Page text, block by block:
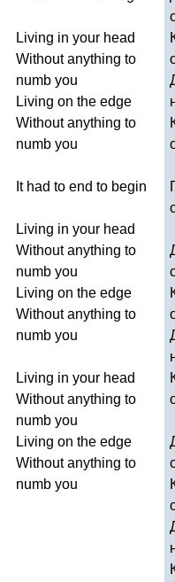
Living in your head
Without anything to
numb you
Living on the edge
Without anything to
numb you
It had to end to begin
Living in your head
Without anything to
numb you
Living on the edge
Without anything to
numb you
Living in your head
Without anything to
numb you
Living on the edge
Without anything to
numb you